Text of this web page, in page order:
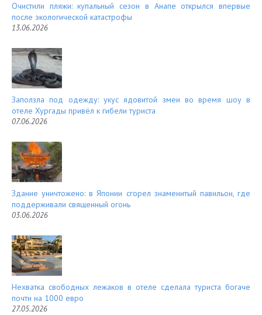
Очистили пляжи: купальный сезон в Анапе открылся впервые
после экологической катастрофы
13.06.2026
Заползла под одежду: укус ядовитой змеи во время шоу в
отеле Хургады привёл к гибели туриста
07.06.2026
Здание уничтожено: в Японии сгорел знаменитый павильон, где
поддерживали священный огонь
03.06.2026
Нехватка свободных лежаков в отеле сделала туриста богаче
почти на 1000 евро
27.05.2026